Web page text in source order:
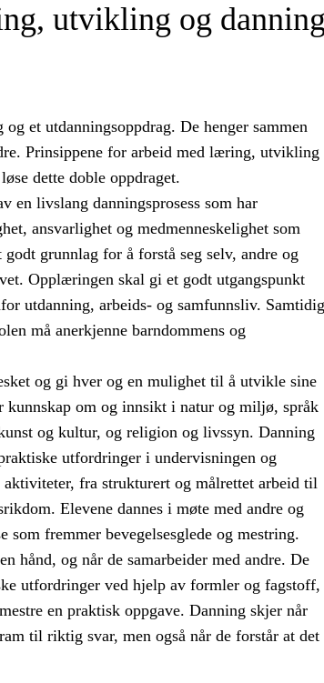
utvikling og danning
et utdanningsoppdrag. De henger sammen
Prinsippene for arbeid med læring, utvikling
dette doble oppdraget.
en livslang danningsprosess som har
ansvarlighet og medmenneskelighet som
grunnlag for å forstå seg selv, andre og
Opplæringen skal gi et godt utgangspunkt
utdanning, arbeids- og samfunnsliv. Samtidig
må anerkjenne barndommens og
og gi hver og en mulighet til å utvikle sine
kunnskap om og innsikt i natur og miljø, språk
og kultur, og religion og livssyn. Danning
utfordringer i undervisningen og
aktiviteter, fra strukturert og målrettet arbeid til
Elevene dannes i møte med andre og
som fremmer bevegelsesglede og mestring.
hånd, og når de samarbeider med andre. De
utfordringer ved hjelp av formler og fagstoff,
en praktisk oppgave. Danning skjer når
til riktig svar, men også når de forstår at det